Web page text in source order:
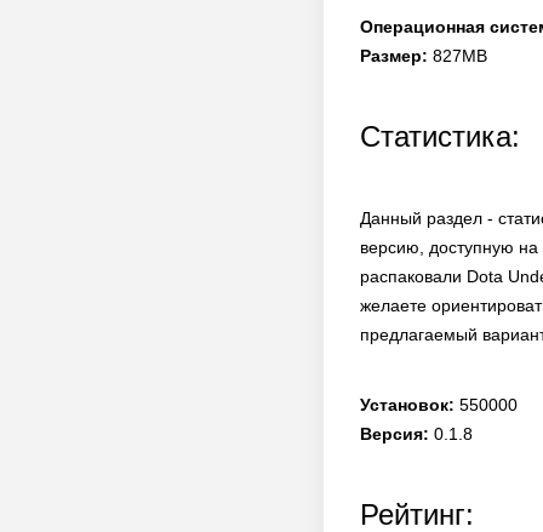
Операционная
Размер: 827MB
Статистика:
Данный раздел -
версию, доступную на
распаковали Dota
желаете
предлагаемый
Установок: 550000
Версия: 0.1.8
Рейтинг: